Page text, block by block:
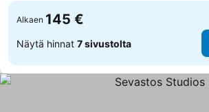
Alkaen 145 €
Näytä hinnat 7 sivustolta